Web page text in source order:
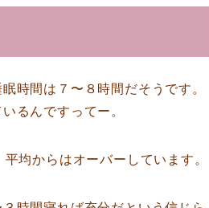
時間は７〜８時間だそうです。
るんですってー。
均からはオーバーしています。